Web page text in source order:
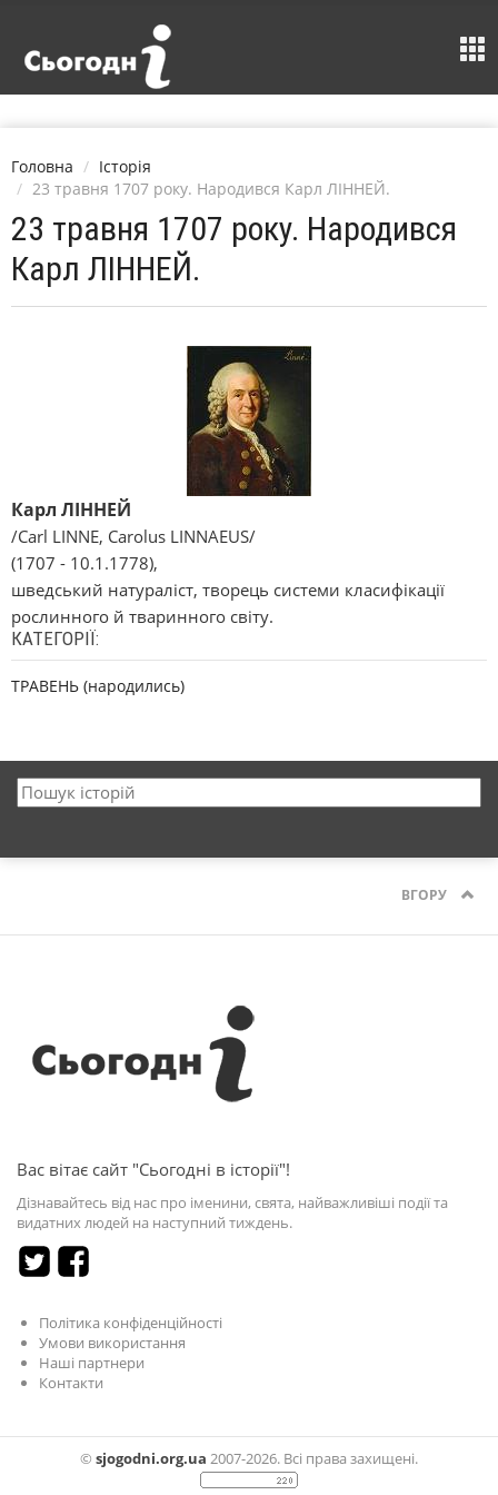
Головна
Історія
23 травня 1707 року. Народився Карл ЛІННЕЙ.
23 травня 1707 року. Народився
Карл ЛІННЕЙ.
Карл ЛІННЕЙ
/Carl LINNE, Carolus LINNAEUS/
(1707 - 10.1.1778),
шведський натураліст, творець системи класифікації
рослинного й тваринного світу.
КАТЕГОРІЇ:
ТРАВЕНЬ (народились)
ВГОРУ
Вас вітає сайт "Сьогодні в історії"!
Дізнавайтесь від нас про іменини, свята, найважливіші події та
видатних людей на наступний тиждень.
Політика конфіденційності
Умови використання
Наші партнери
Контакти
© sjogodni.org.ua 2007-2026. Всі права захищені.